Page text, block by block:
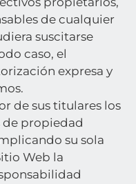
de cualquier
suscitarse
caso, el
expresa y
de sus titulares los
de propiedad
su sola
Web la